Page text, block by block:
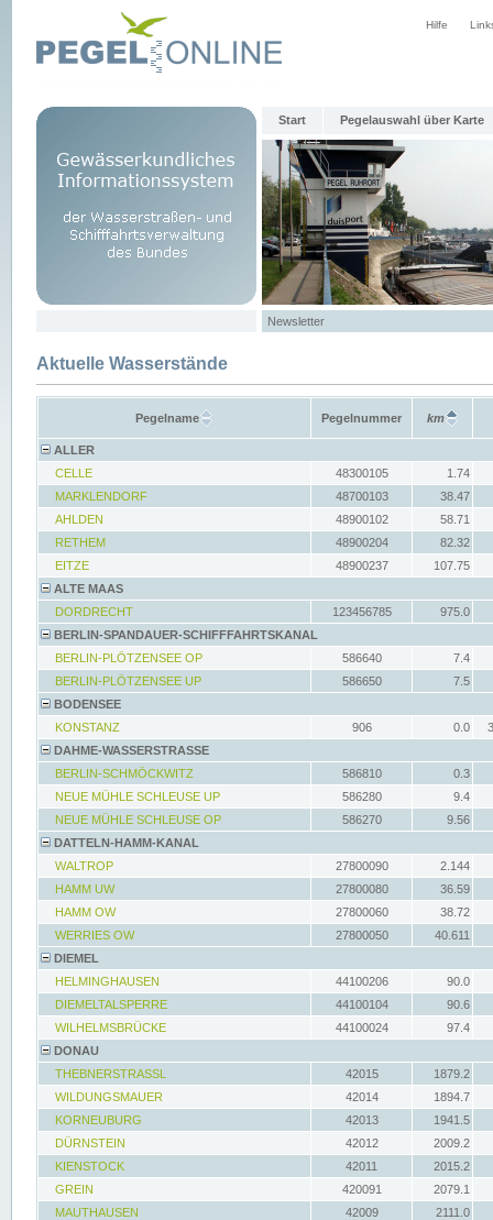
Hilfe
Start Pegelauswahl über Karte
Newsletter
Aktuelle Wasserstände
Pegelname Pegelnummer km
ALLER
CELLE
48300105
1.74
MARKLENDORF
48700103
38.47
AHLDEN
48900102
58.71
RETHEM
48900204
82.32
EITZE
48900237
107.75
ALTE MAAS
DORDRECHT
123456785
975.0
BERLIN-SPANDAUER-SCHIFFFAHRTSKANAL
BERLIN-PLÖTZENSEE OP
586640
7.4
BERLIN-PLÖTZENSEE UP
586650
7.5
BODENSEE
KONSTANZ
906 0.0
DAHME-WASSERSTRASSE
BERLIN-SCHMÖCKWITZ
586810
0.3
NEUE MÜHLE SCHLEUSE UP
586280
9.4
NEUE MÜHLE SCHLEUSE OP
586270
9.56
DATTELN-HAMM-KANAL
WALTROP
27800090
2.144
HAMM UW
27800080
36.59
HAMM OW
27800060
38.72
WERRIES OW
27800050
40.611
DIEMEL
HELMINGHAUSEN
44100206
90.0
DIEMELTALSPERRE
44100104
90.6
WILHELMSBRÜCKE
44100024
97.4
DONAU
THEBNERSTRASSL
42015
1879.2
WILDUNGSMAUER
42014
1894.7
KORNEUBURG
42013
1941.5
DÜRNSTEIN
42012
2009.2
KIENSTOCK
42011
2015.2
GREIN
420091
2079.1
MAUTHAUSEN
42009
2111.0